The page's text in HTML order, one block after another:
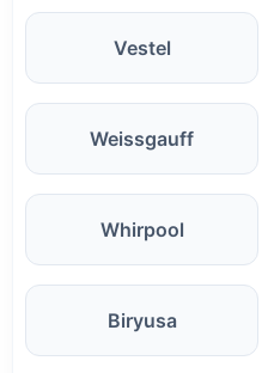
Vestel
Weissgauff
Whirpool
Biryusa